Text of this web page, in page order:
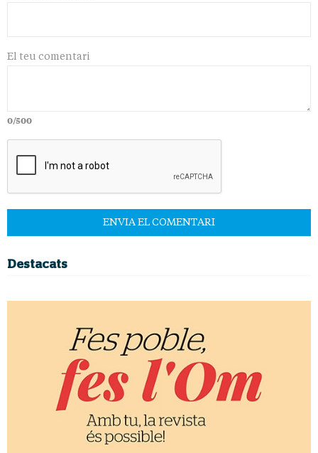
El teu comentari
0/500
Destacats